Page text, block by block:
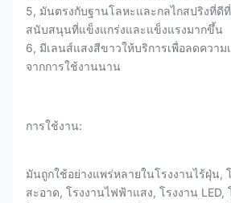
5, มันตรงกับฐานโลหะและกลไกสปริงที่ดี
สนับสนุนที่แข็งแกร่งและแข็งแรงมากขึ้น
6, มีเลนส์แสงสีขาวให้บริการเพื่อลดความ
จากการใช้งานนาน
การใช้งาน:
มันถูกใช้อย่างแพร่หลายในโรงงานไร้ฝุ่น,
สะอาด, โรงงานไฟฟ้าแสง, โรงงาน LED,